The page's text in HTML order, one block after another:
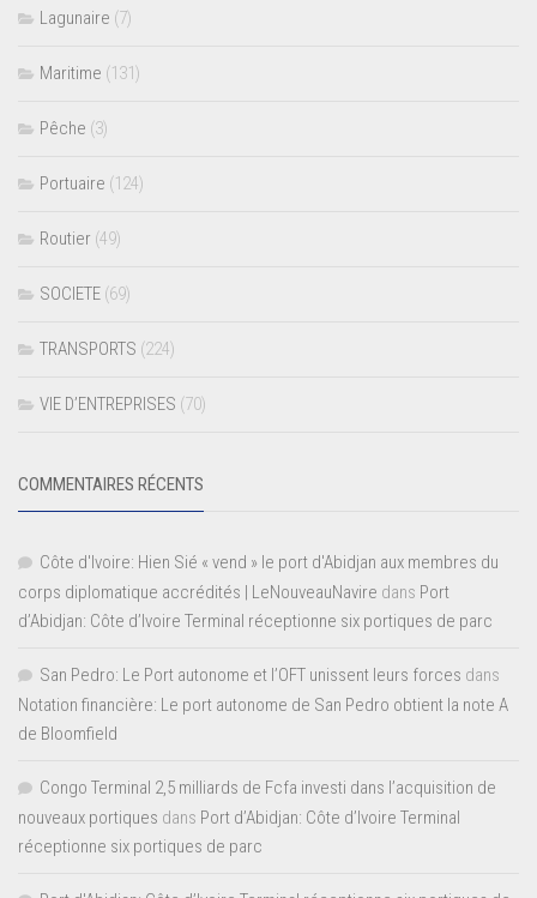
Lagunaire (7)
Maritime (131)
Pêche (3)
Portuaire (124)
Routier (49)
SOCIETE (69)
TRANSPORTS (224)
VIE D’ENTREPRISES (70)
COMMENTAIRES RÉCENTS
Côte d'Ivoire: Hien Sié « vend » le port d'Abidjan aux membres du
corps diplomatique accrédités | LeNouveauNavire dans Port
d’Abidjan: Côte d’Ivoire Terminal réceptionne six portiques de parc
San Pedro: Le Port autonome et l’OFT unissent leurs forces dans
Notation financière: Le port autonome de San Pedro obtient la note A
de Bloomfield
Congo Terminal 2,5 milliards de Fcfa investi dans l’acquisition de
nouveaux portiques dans Port d’Abidjan: Côte d’Ivoire Terminal
réceptionne six portiques de parc